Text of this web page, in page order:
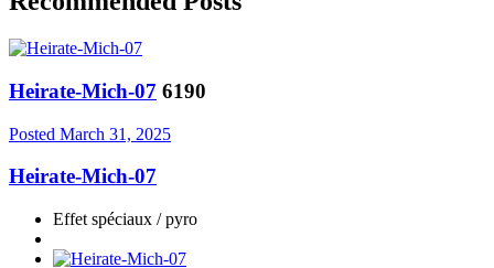
Heirate-Mich-07 6190
Posted March 31, 2025
Heirate-Mich-07
Effet spéciaux / pyro